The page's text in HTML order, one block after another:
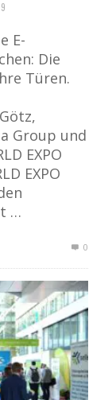
E-
Die
Türen.
Group und
EXPO
EXPO
…
0